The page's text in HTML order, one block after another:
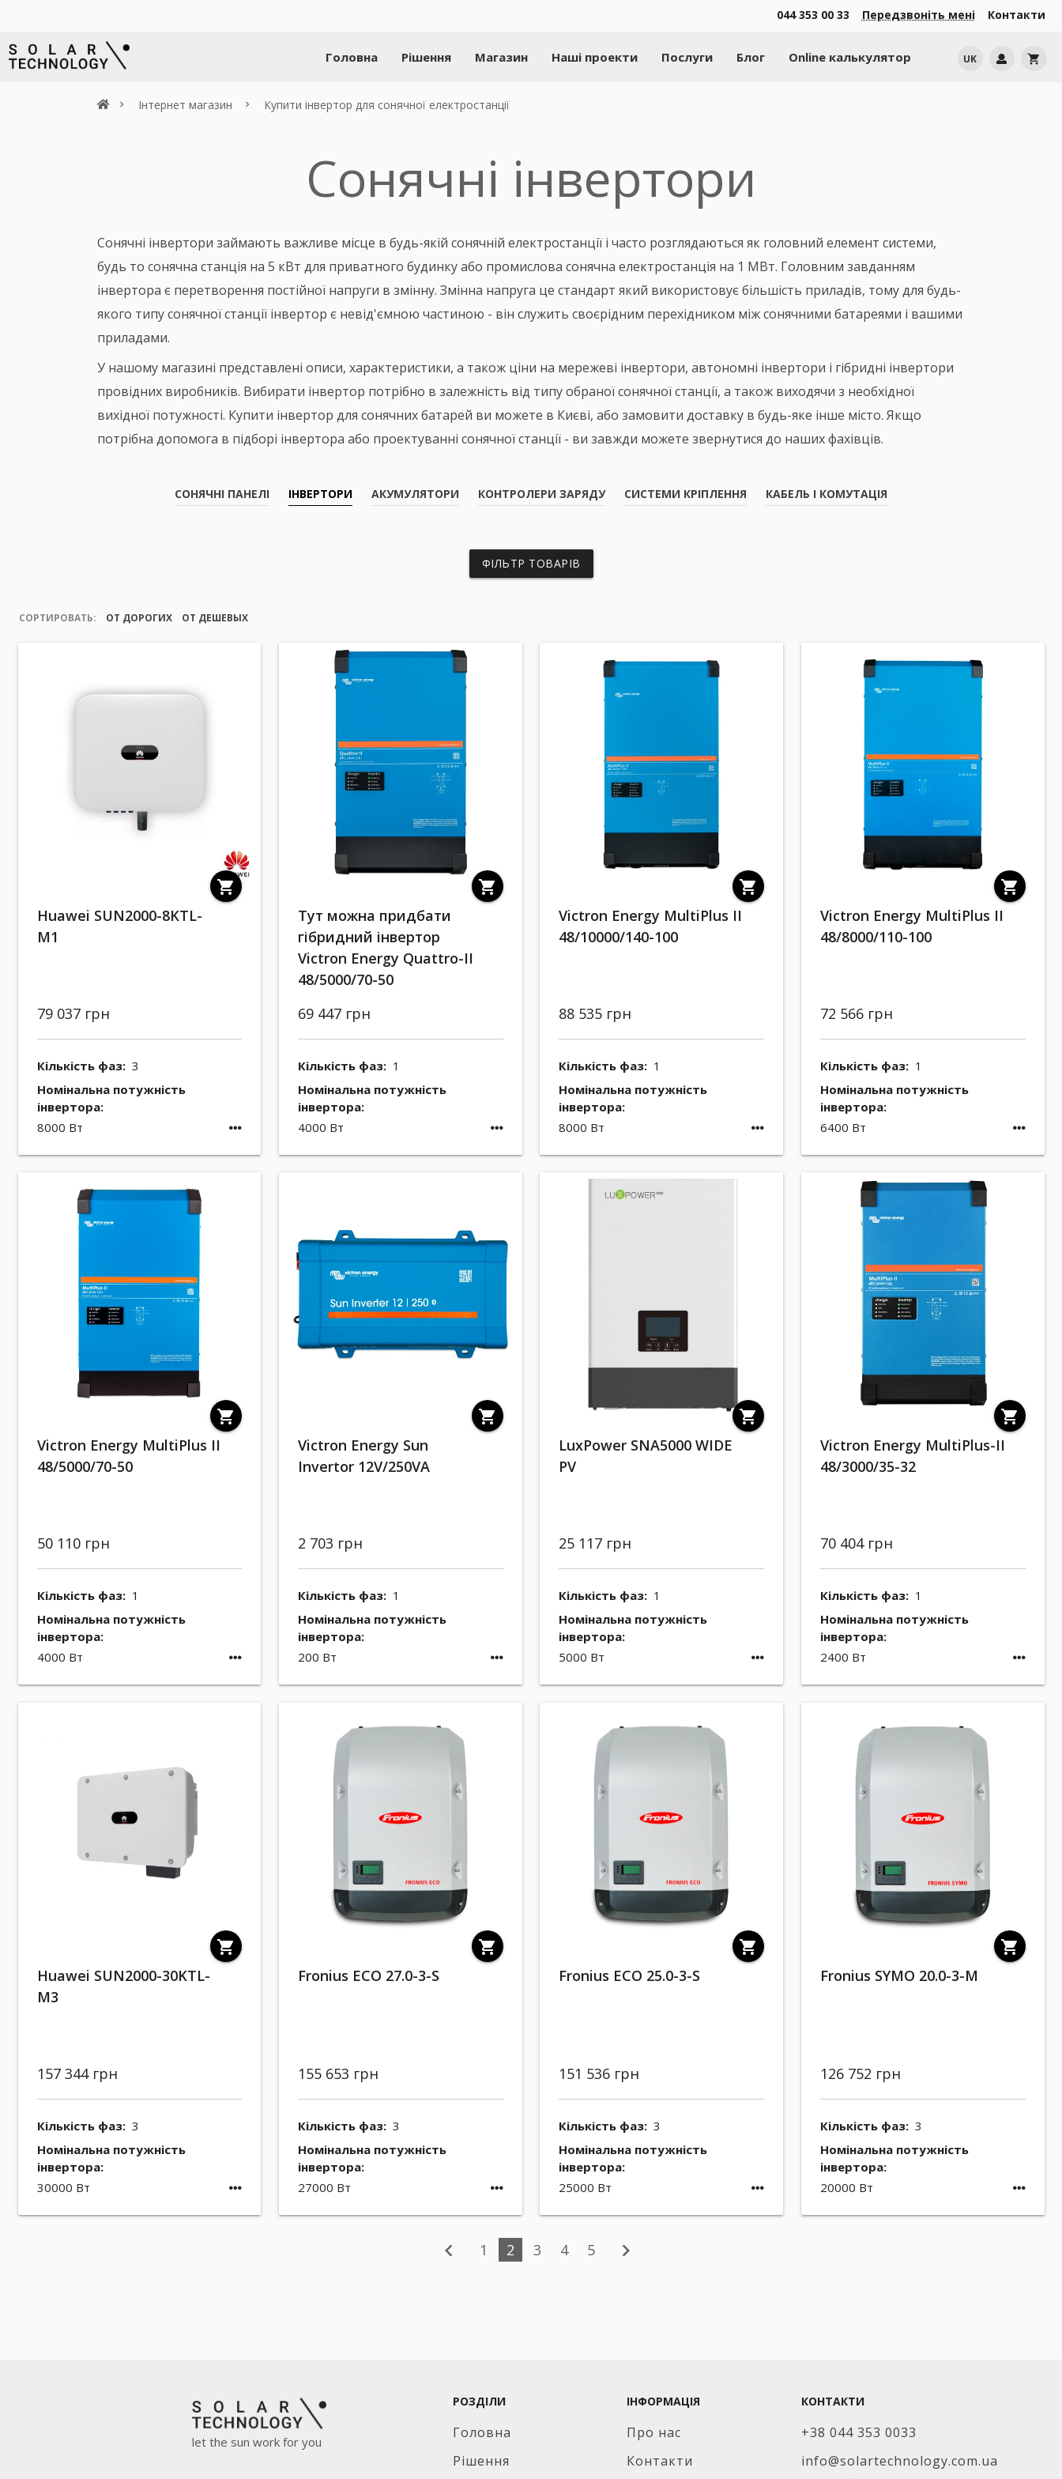
044 353 00 33 Передзвоніть мені Контакти
UK shopping_cart
Головна Рішення Магазин Наші проекти Послуги Блог Online калькулятор
Інтернет магазин Купити інвертор для сонячної електростанції
Сонячні інвертори
Сонячні інвертори займають важливе місце в будь-якій сонячній електростанції і часто розглядаються як головний елемент системи,
будь то сонячна станція на 5 кВт для приватного будинку або промислова сонячна електростанція на 1 МВт. Головним завданням
інвертора є перетворення постійної напруги в змінну. Змінна напруга це стандарт який використовує більшість приладів, тому для будь-
якого типу сонячної станції інвертор є невід'ємною частиною - він служить своєрідним перехідником між сонячними батареями і вашими
приладами.
У нашому магазині представлені описи, характеристики, а також ціни на мережеві інвертори, автономні інвертори і гібридні інвертори
провідних виробників. Вибирати інвертор потрібно в залежність від типу обраної сонячної станції, а також виходячи з необхідної
вихідної потужності. Купити інвертор для сонячних батарей ви можете в Києві, або замовити доставку в будь-яке інше місто. Якщо
потрібна допомога в підборі інвертора або проектуванні сонячної станції - ви завжди можете звернутися до наших фахівців.
СОНЯЧНІ ПАНЕЛІ ІНВЕРТОРИ АКУМУЛЯТОРИ КОНТРОЛЕРИ ЗАРЯДУ СИСТЕМИ КРІПЛЕННЯ КАБЕЛЬ І КОМУТАЦІЯ
ФІЛЬТР ТОВАРІВ
СОРТИРОВАТЬ: ОТ ДОРОГИХ ОТ ДЕШЕВЫХ
shopping_cart
Huawei SUN2000-8KTL-
M1
79 037 грн
Кількість фаз: 3
Номінальна потужність
інвертора:
8000 Вт
shopping_cart
Тут можна придбати
гібридний інвертор
Victron Energy Quattro-II
48/5000/70-50
69 447 грн
Кількість фаз: 1
Номінальна потужність
інвертора:
4000 Вт
shopping_cart
Victron Energy MultiPlus II
48/10000/140-100
88 535 грн
Кількість фаз: 1
Номінальна потужність
інвертора:
8000 Вт
shopping_cart
Victron Energy MultiPlus II
48/8000/110-100
72 566 грн
Кількість фаз: 1
Номінальна потужність
інвертора:
6400 Вт
shopping_cart
Victron Energy MultiPlus II
48/5000/70-50
50 110 грн
Кількість фаз: 1
Номінальна потужність
інвертора:
4000 Вт
shopping_cart
Victron Energy Sun
Invertor 12V/250VA
2 703 грн
Кількість фаз: 1
Номінальна потужність
інвертора:
200 Вт
shopping_cart
LuxPower SNA5000 WIDE
PV
25 117 грн
Кількість фаз: 1
Номінальна потужність
інвертора:
5000 Вт
shopping_cart
Victron Energy MultiPlus-II
48/3000/35-32
70 404 грн
Кількість фаз: 1
Номінальна потужність
інвертора:
2400 Вт
shopping_cart
Huawei SUN2000-30KTL-
M3
157 344 грн
Кількість фаз: 3
Номінальна потужність
інвертора:
30000 Вт
shopping_cart
Fronius ECO 27.0-3-S
155 653 грн
Кількість фаз: 3
Номінальна потужність
інвертора:
27000 Вт
shopping_cart
Fronius ECO 25.0-3-S
151 536 грн
Кількість фаз: 3
Номінальна потужність
інвертора:
25000 Вт
shopping_cart
Fronius SYMO 20.0-3-M
126 752 грн
Кількість фаз: 3
Номінальна потужність
інвертора:
20000 Вт
chevron_left 1 2 3 4 5 chevron_right
let the sun work for you
РОЗДІЛИ
Головна
Рішення
ІНФОРМАЦІЯ
Про нас
Контакти
КОНТАКТИ
+38 044 353 0033
info@solartechnology.com.ua